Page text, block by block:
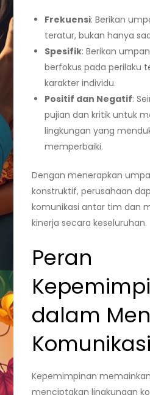
Frekuensi: Berikan
teratur, bukan hanya
Spesifik: Berikan
berfokus pada perilaku
karakter individu.
Positif dan Negatif:
pujian dan kritik untuk
lingkungan yang
memperbaiki.
Dengan menerapkan
konstruktif, perusahaan
komunikasi antar tim dan
kinerja secara keseluruhan.
Peran
dalam
Kepemimpinan
menciptakan lingkungan